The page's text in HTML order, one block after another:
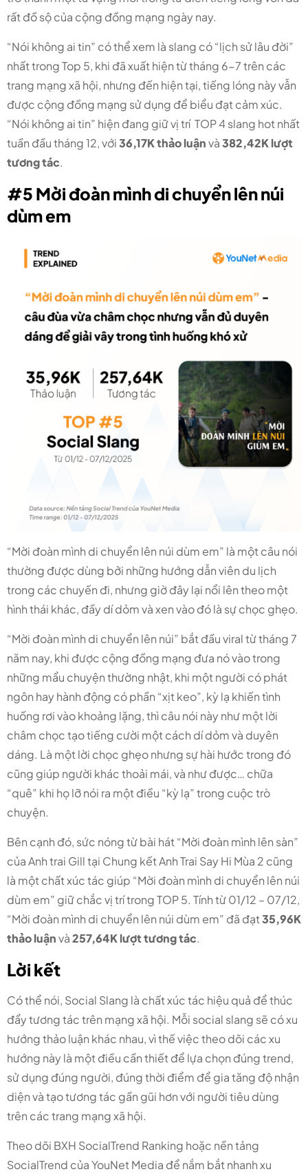
rất đồ sộ của cộng đồng mạng ngày nay.
“Nói không ai tin” có thể xem là slang có “lịch sử lâu đời”
nhất trong Top 5, khi đã xuất hiện từ tháng 6-7 trên các
trang mạng xã hội, nhưng đến hiện tại, tiếng lóng này vẫn
được cộng đồng mạng sử dụng để biểu đạt cảm xúc.
“Nói không ai tin” hiện đang giữ vị trí TOP 4 slang hot nhất
tuần đầu tháng 12, với36,17K thảo luậnvà382,42K lượt
tương tác.
#5 Mời đoàn mình di chuyển lên núi
dùm em
“Mời đoàn mình di chuyển lên núi dùm em” là một câu nói
thường được dùng bởi những hướng dẫn viên du lịch
trong các chuyến đi, nhưng giờ đây lại nổi lên theo một
hình thái khác, đầy dí dỏm và xen vào đó là sự chọc ghẹo.
“Mời đoàn mình di chuyển lên núi” bắt đầu viral từ tháng 7
năm nay, khi được cộng đồng mạng đưa nó vào trong
những mẩu chuyện thường nhật, khi một người có phát
ngôn hay hành động có phần “xịt keo”, kỳ lạ khiến tình
huống rơi vào khoảng lặng, thì câu nói này như một lời
châm chọc tạo tiếng cười một cách dí dỏm và duyên
dáng. Là một lời chọc ghẹo nhưng sự hài hước trong đó
cũng giúp người khác thoải mái, và như được… chữa
“quê” khi họ lỡ nói ra một điều “kỳ lạ” trong cuộc trò
chuyện.
Bên cạnh đó, sức nóng từ bài hát “Mời đoàn mình lên sàn”
của Anh trai Gill tại Chung kết Anh Trai Say Hi Mùa 2 cũng
là một chất xúc tác giúp “Mời đoàn mình di chuyển lên núi
dùm em” giữ chắc vị trí trong TOP 5. Tính từ 01/12 – 07/12,
“Mời đoàn mình di chuyển lên núi dùm em” đã đạt35,96K
thảo luậnvà257,64K lượt tương tác.
Lời kết
Có thể nói, Social Slang là chất xúc tác hiệu quả để thúc
đẩy tương tác trên mạng xã hội. Mỗi social slang sẽ có xu
hướng thảo luận khác nhau, vì thế việc theo dõi các xu
hướng này là một điều cần thiết để lựa chọn đúng trend,
sử dụng đúng người, đúng thời điểm để gia tăng độ nhận
diện và tạo tương tác gần gũi hơn với người tiêu dùng
trên các trang mạng xã hội.
Theo dõi BXH SocialTrend Ranking hoặc nền tảng
SocialTrend của YouNet Media để nắm bắt nhanh xu